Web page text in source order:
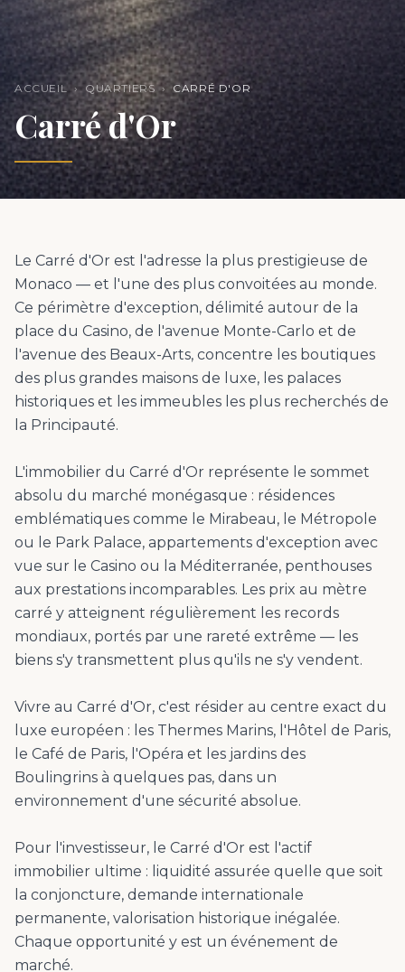
ACCUEIL › QUARTIERS › CARRÉ D'OR
Carré d'Or
Le Carré d'Or est l'adresse la plus prestigieuse de
Monaco — et l'une des plus convoitées au monde.
Ce périmètre d'exception, délimité autour de la
place du Casino, de l'avenue Monte-Carlo et de
l'avenue des Beaux-Arts, concentre les boutiques
des plus grandes maisons de luxe, les palaces
historiques et les immeubles les plus recherchés de
la Principauté.
L'immobilier du Carré d'Or représente le sommet
absolu du marché monégasque : résidences
emblématiques comme le Mirabeau, le Métropole
ou le Park Palace, appartements d'exception avec
vue sur le Casino ou la Méditerranée, penthouses
aux prestations incomparables. Les prix au mètre
carré y atteignent régulièrement les records
mondiaux, portés par une rareté extrême — les
biens s'y transmettent plus qu'ils ne s'y vendent.
Vivre au Carré d'Or, c'est résider au centre exact du
luxe européen : les Thermes Marins, l'Hôtel de Paris,
le Café de Paris, l'Opéra et les jardins des
Boulingrins à quelques pas, dans un
environnement d'une sécurité absolue.
Pour l'investisseur, le Carré d'Or est l'actif
immobilier ultime : liquidité assurée quelle que soit
la conjoncture, demande internationale
permanente, valorisation historique inégalée.
Chaque opportunité y est un événement de
marché.